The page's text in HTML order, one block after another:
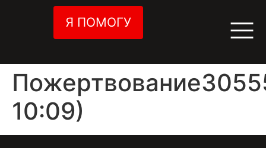
Я ПОМОГУ
10:09)